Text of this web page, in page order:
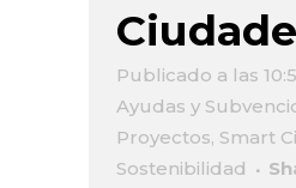
Publicado a las
Ayudas y
Proyectos, Smart
Sostenibilidad